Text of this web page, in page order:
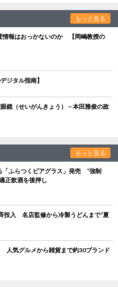
もっと見る
情報はおっかないのか 【岡嶋教授の
ジタル指南】
鏡（せいがんきょう）－本田雅俊の政
もっと見る
「ふらつくビアグラス」発売 “強制
正飲酒を後押し
投入 名店監修から冷製うどんまで“夏
人気グルメから雑貨まで約30ブランド